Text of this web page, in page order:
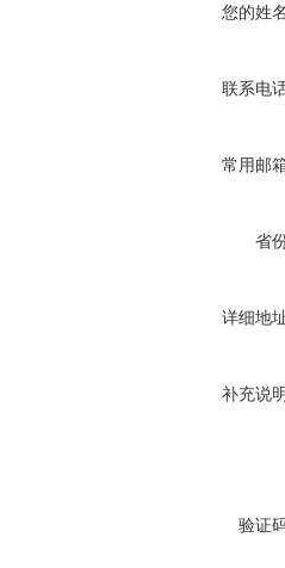
您的姓
联系电
常用邮
省
详细地
补充说
验证